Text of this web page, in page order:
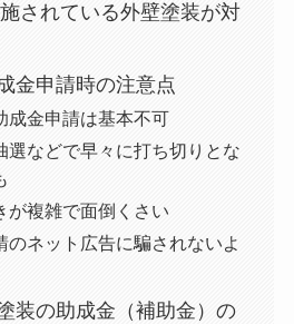
されている外壁塗装が対
金申請時の注意点
成金申請は基本不可
選などで早々に打ち切りとな
が複雑で面倒くさい
のネット広告に騙されないよ
装の助成金（補助金）の